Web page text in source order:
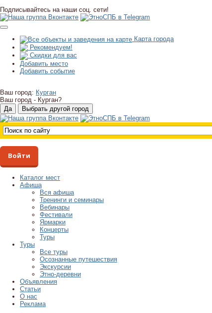
Подписывайтесь на наши соц. сети!
Карта города
Рекомендуем!
Скидки для вас
Добавить место
Добавить событие
Ваш город: Курган
Ваш город - Курган?
Войти
Каталог мест
Афиша
Вся афиша
Тренинги и семинары
Вебинары
Фестивали
Ярмарки
Концерты
Туры
Туры
Все туры
Осознанные путешествия
Экскурсии
Этно-деревни
Объявления
Статьи
О нас
Реклама